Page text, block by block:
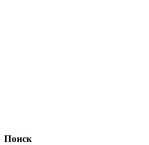
Поиск